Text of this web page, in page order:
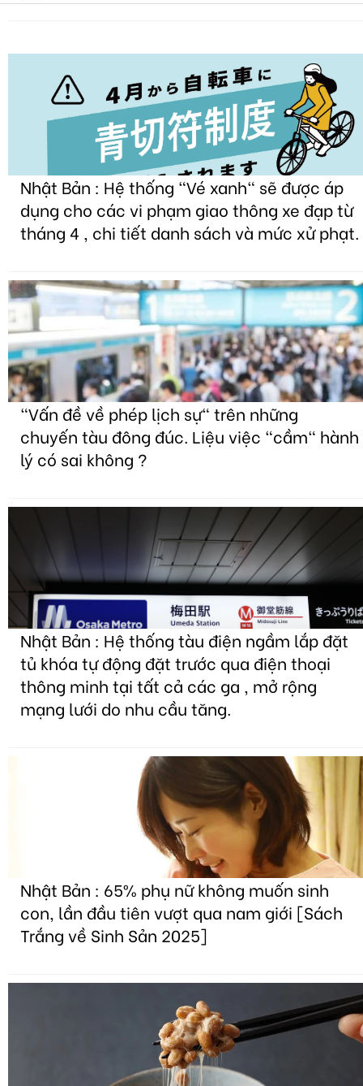
Nhật Bản : Hệ thống "Vé xanh" sẽ được áp
dụng cho các vi phạm giao thông xe đạp từ
tháng 4 , chi tiết danh sách và mức xử phạt.
"Vấn đề về phép lịch sự" trên những
chuyến tàu đông đúc. Liệu việc "cầm" hành
lý có sai không ?
Nhật Bản : Hệ thống tàu điện ngầm lắp đặt
tủ khóa tự động đặt trước qua điện thoại
thông minh tại tất cả các ga , mở rộng
mạng lưới do nhu cầu tăng.
Nhật Bản : 65% phụ nữ không muốn sinh
con, lần đầu tiên vượt qua nam giới [Sách
Trắng về Sinh Sản 2025]